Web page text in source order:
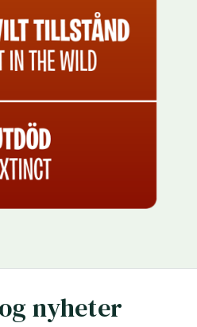
nyheter